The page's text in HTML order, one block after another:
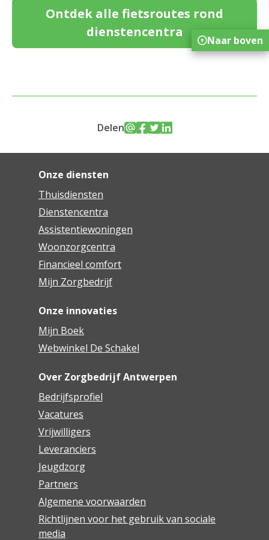
Ontdek alle fietsroutes rond
dienstencentra
Delen
Onze diensten
Thuisdiensten
Dienstencentra
Assistentiewoningen
Woonzorgcentra
Financieel comfort
Mijn Zorgbedrijf
Onze innovaties
Mijn Boek
Webwinkel De Schakel
Over Zorgbedrijf Antwerpen
Bedrijfsprofiel
Vacatures
Vrijwilligers
Leveranciers
Jeugdzorg
Partners
Algemene voorwaarden
Richtlijnen voor het gebruik van sociale
media
Naar boven